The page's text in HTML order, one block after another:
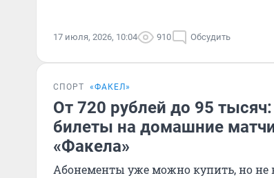
17 июля, 2026, 10:04 910 Обсудить
СПОРТ «ФАКЕЛ»
От 720 рублей до 95
билеты на домашние
«Факела»
Абонементы уже можно купить, но не